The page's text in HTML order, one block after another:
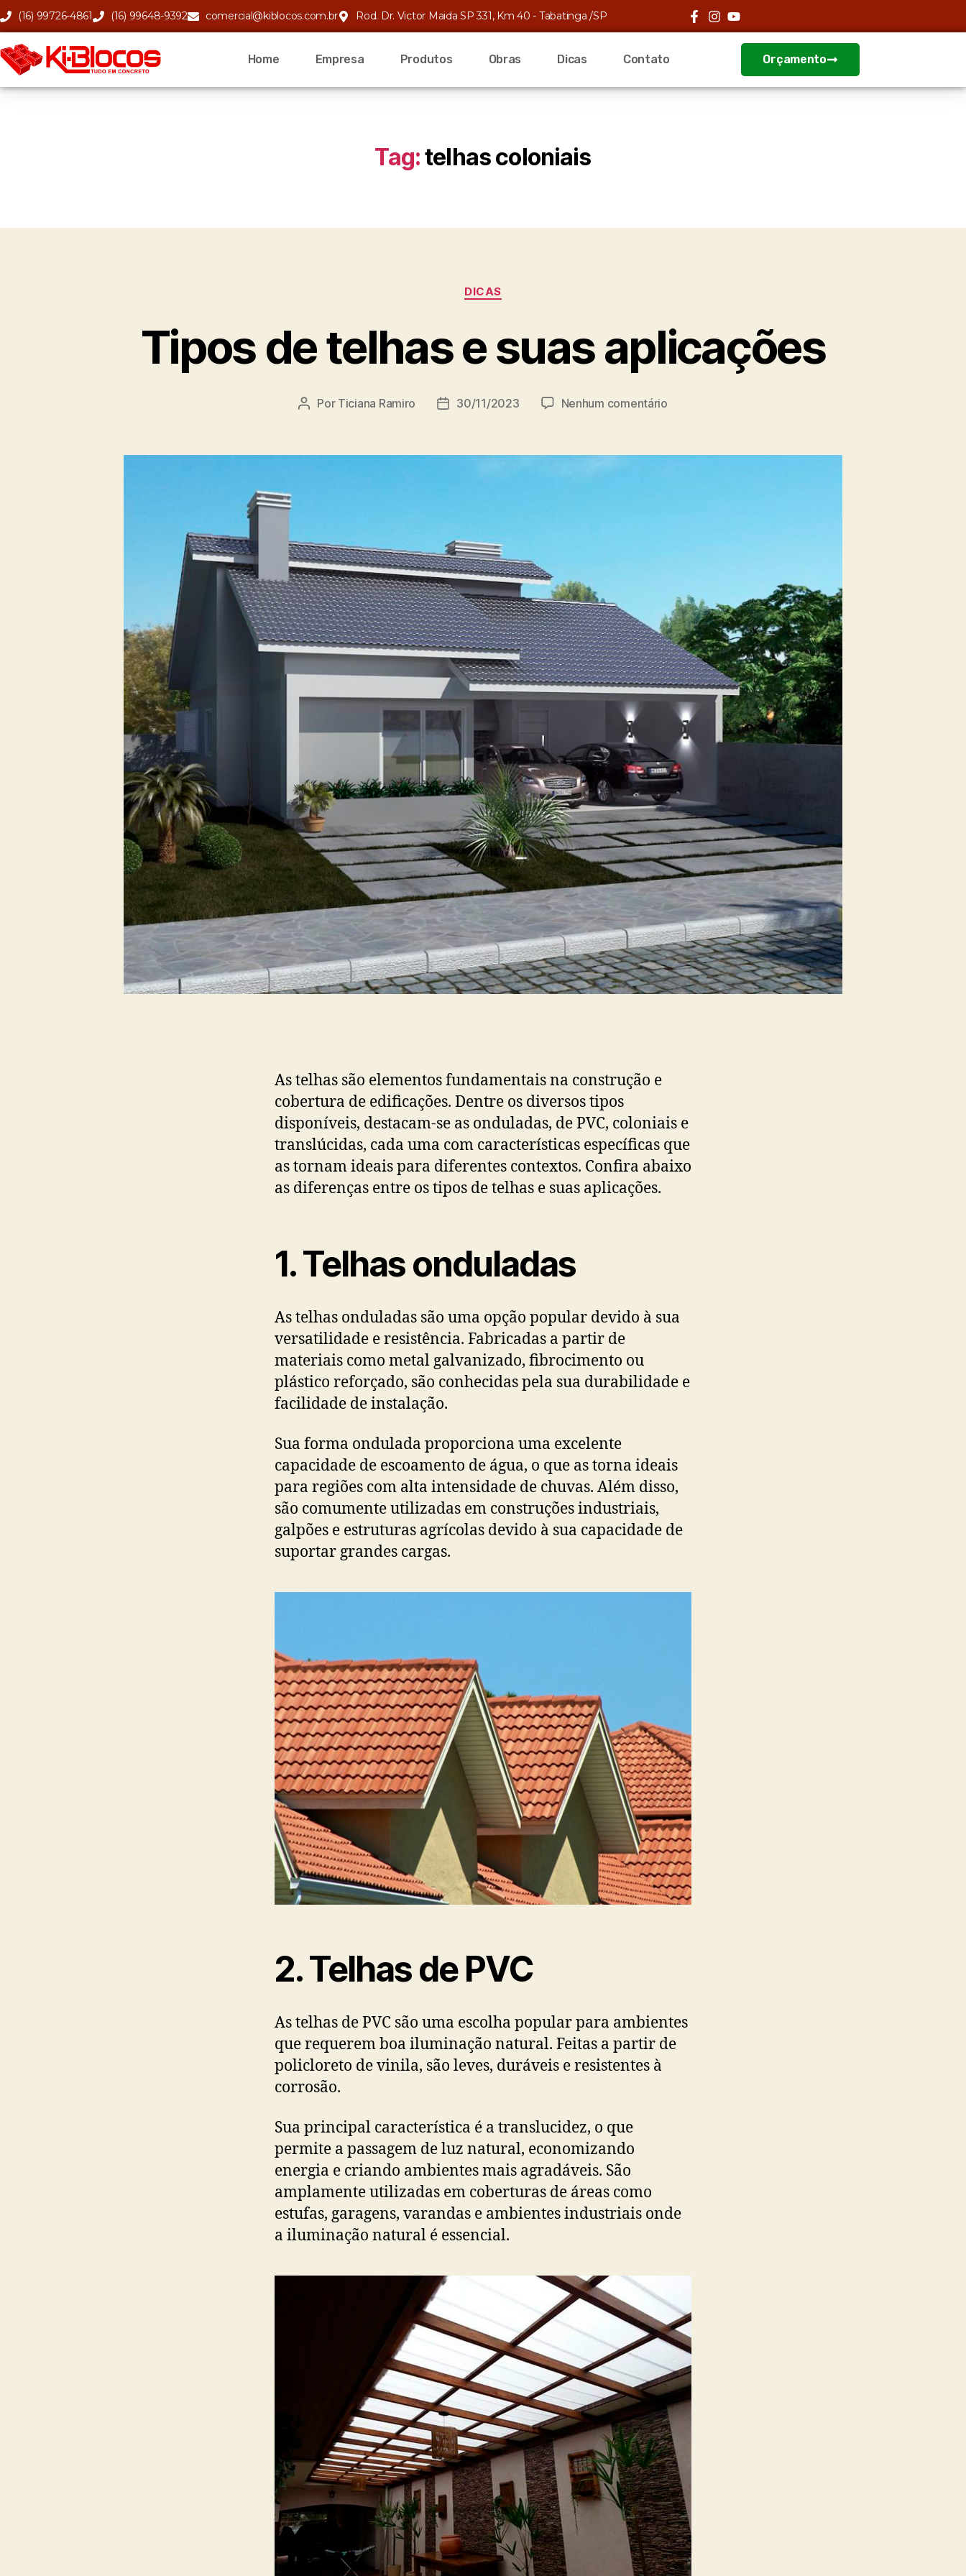
(16) 99726-4861 (16) 99648-9392 comercial@kiblocos.com.br Rod. Dr. Victor Maida SP 331, Km 40 - Tabatinga /SP
Home Empresa Produtos Obras Dicas Contato Orçamento
Tag:telhas coloniais
DICAS
Tipos de telhas e suas aplicações
Por Ticiana Ramiro 30/11/2023 Nenhum comentário
As telhas são elementos fundamentais na construção e
cobertura de edificações. Dentre os diversos tipos
disponíveis, destacam-se as onduladas, de PVC, coloniais e
translúcidas, cada uma com características específicas que
as tornam ideais para diferentes contextos. Confira abaixo
as diferenças entre os tipos de telhas e suas aplicações.
1. Telhas onduladas
As telhas onduladas são uma opção popular devido à sua
versatilidade e resistência. Fabricadas a partir de
materiais como metal galvanizado, fibrocimento ou
plástico reforçado, são conhecidas pela sua durabilidade e
facilidade de instalação.
Sua forma ondulada proporciona uma excelente
capacidade de escoamento de água, o que as torna ideais
para regiões com alta intensidade de chuvas. Além disso,
são comumente utilizadas em construções industriais,
galpões e estruturas agrícolas devido à sua capacidade de
suportar grandes cargas.
2. Telhas de PVC
As telhas de PVC são uma escolha popular para ambientes
que requerem boa iluminação natural. Feitas a partir de
policloreto de vinila, são leves, duráveis e resistentes à
corrosão.
Sua principal característica é a translucidez, o que
permite a passagem de luz natural, economizando
energia e criando ambientes mais agradáveis. São
amplamente utilizadas em coberturas de áreas como
estufas, garagens, varandas e ambientes industriais onde
a iluminação natural é essencial.